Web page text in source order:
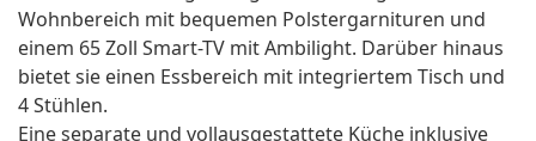
Wohnbereich mit bequemen Polstergarnituren und
einem 65 Zoll Smart-TV mit Ambilight. Darüber hinaus
bietet sie einen Essbereich mit integriertem Tisch und
4 Stühlen.
Eine separate und vollausgestattete Küche inklusive